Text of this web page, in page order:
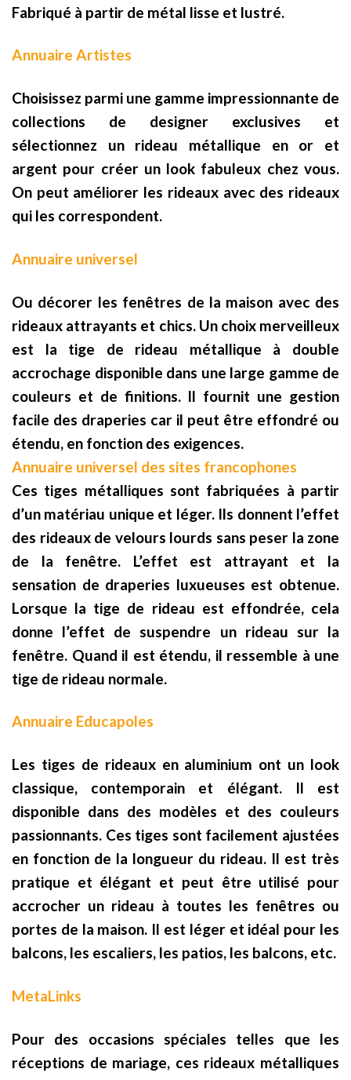
Fabriqué à partir de métal lisse et lustré.
Annuaire Artistes
Choisissez parmi une gamme impressionnante de
collections de designer exclusives et
sélectionnez un rideau métallique en or et
argent pour créer un look fabuleux chez vous.
On peut améliorer les rideaux avec des rideaux
qui les correspondent.
Annuaire universel
Ou décorer les fenêtres de la maison avec des
rideaux attrayants et chics. Un choix merveilleux
est la tige de rideau métallique à double
accrochage disponible dans une large gamme de
couleurs et de finitions. Il fournit une gestion
facile des draperies car il peut être effondré ou
étendu, en fonction des exigences.
Annuaire universel des sites francophones
Ces tiges métalliques sont fabriquées à partir
d’un matériau unique et léger. Ils donnent l’effet
des rideaux de velours lourds sans peser la zone
de la fenêtre. L’effet est attrayant et la
sensation de draperies luxueuses est obtenue.
Lorsque la tige de rideau est effondrée, cela
donne l’effet de suspendre un rideau sur la
fenêtre. Quand il est étendu, il ressemble à une
tige de rideau normale.
Annuaire Educapoles
Les tiges de rideaux en aluminium ont un look
classique, contemporain et élégant. Il est
disponible dans des modèles et des couleurs
passionnants. Ces tiges sont facilement ajustées
en fonction de la longueur du rideau. Il est très
pratique et élégant et peut être utilisé pour
accrocher un rideau à toutes les fenêtres ou
portes de la maison. Il est léger et idéal pour les
balcons, les escaliers, les patios, les balcons, etc.
MetaLinks
Pour des occasions spéciales telles que les
réceptions de mariage, ces rideaux métalliques